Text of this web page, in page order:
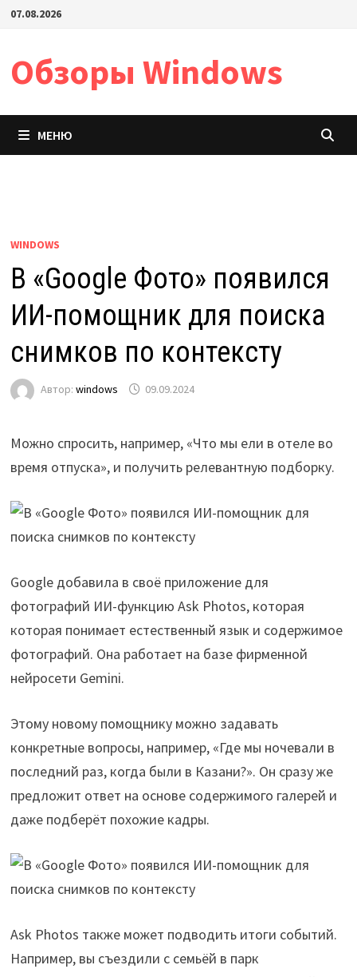
Перейти
содержимому
07.08.2026
Обзоры Windows
МЕНЮ
WINDOWS
В «Google Фото» появился
ИИ-помощник для поиска
снимков по контексту
Автор: windows 09.09.2024
Можно спросить, например, «Что мы ели в отеле во
время отпуска», и получить релевантную подборку.
Google добавила в своё приложение для
фотографий ИИ-функцию Ask Photos, которая
которая понимает естественный язык и содержимое
фотографий. Она работает на базе фирменной
нейросети Gemini.
Этому новому помощнику можно задавать
конкретные вопросы, например, «Где мы ночевали в
последний раз, когда были в Казани?». Он сразу же
предложит ответ на основе содержимого галерей и
даже подберёт похожие кадры.
Ask Photos также может подводить итоги событий.
Например, вы съездили с семьёй в парк